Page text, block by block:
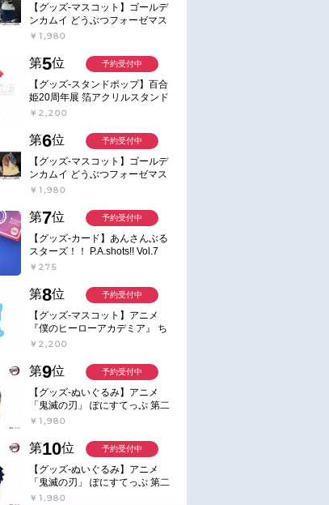
【グッズ-マスコット】ゴールデ
ンカムイ どうぶつフォーゼマス
コット 5.月島軍曹【再販】
￥1,980
第5位
【グッズ-スタンドポップ】百合
姫20周年展 箔アクリルスタンド
E：あおのなち
￥2,200
予約受付中
第6位
【グッズ-マスコット】ゴールデ
ンカムイ どうぶつフォーゼマス
コット 6.鯉登少尉【再販】
￥1,980
予約受付中
第7位
【グッズ-カード】あんさんぶる
スターズ！！ P.A.shots!! Vol.7
Action
￥275
予約受付中
第8位
【グッズ-マスコット】アニメ
『僕のヒーローアカデミア』 ち
みけもますこっと 7.轟凍焦
￥2,200
予約受付中
第9位
【グッズ-ぬいぐるみ】アニメ
「鬼滅の刃」 ぽにすてっぷ 第二
弾 不死川 玄弥
￥1,980
予約受付中
第10位
【グッズ-ぬいぐるみ】アニメ
「鬼滅の刃」 ぽにすてっぷ 第二
弾 冨岡 義勇
￥1,980
予約受付中